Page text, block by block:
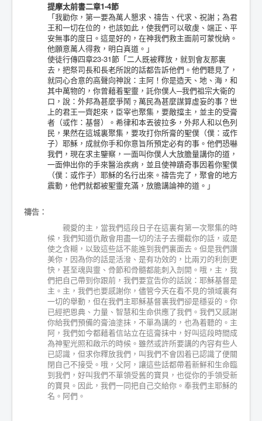
提摩太前書二章1-4節
「我勸你，第一要為萬人懇求、禱告、代求、祝謝；為君
王和一切在位的，也該如此，使我們可以敬虔、端正、平
安無事的度日。這是好的，在神我們救主面前可蒙悅納。
他願意萬人得救，明白真道。」
使徒行傳四章23-31節「二人既被釋放，就到會友那裏
去，把祭司長和長老所說的話都告訴他們。他們聽見了，
就同心合意的高聲向神說：主阿！你是造天、地、海，和
其中萬物的，你曾藉着聖靈，託你僕人─我們祖宗大衛的
口，說：外邦為甚麼爭鬧﹖萬民為甚麼謀算虛妄的事？世
上的君王一齊起來，臣宰也聚集，要敵擋主，並主的受膏
者（或作：基督）。希律和本丟彼拉多，外邦人和以色列
民，果然在這城裏聚集，要攻打你所膏的聖僕（僕：或作
子）耶穌，成就你手和你意旨所預定必有的事。他們恐嚇
我們，現在求主鑒察，一面叫你僕人大放膽量講你的道，
一面伸出你的手來醫治疾病，並且使神蹟奇事因着你聖僕
（僕：或作子）耶穌的名行出來。禱告完了，聚會的地方
震動，他們就都被聖靈充滿，放膽講論神的道。」
禱告：
親愛的主，當我們這段日子在這裏有第一次聚集的時
候，我們知道仇敵會用盡一切的法子去攔截你的話，或是
使之含糊，以致這些話不能進到我們裏面去。但是我們讚
美你，因為你的話是活潑、是有功效的，比兩刃的利劍更
快，甚至魂與靈、骨節和骨髓都能刺入剖開。哦，主，我
們把自己帶到你跟前，我們要宣告你的話說：耶穌基督是
主。主，我們也要感謝你，儘管今天在看不見的領域裏有
一切的舉動，但在我們主耶穌基督裏我們卻是穩妥的。你
已經把恩典、力量、智慧和生命供應了我們。我們又感謝
你給我們預備的膏油塗抹，不單為講的，也為着聽的。主
阿，我們如今都藉着信站立在這膏抹中，好叫這段時間成
為神聖光照和啟示的時候。雖然或許所要講的內容有些人
已認識，但求你釋放我們，叫我們不會因着已認識了便關
閉自己不接受。哦，父阿，讓這些話都帶着新鮮和生命臨
到我們，好叫我們不單領受舊的寶貝，也從你的手領受新
的寶貝。因此，我們一同把自己交給你。奉我們主耶穌的
名。阿們。